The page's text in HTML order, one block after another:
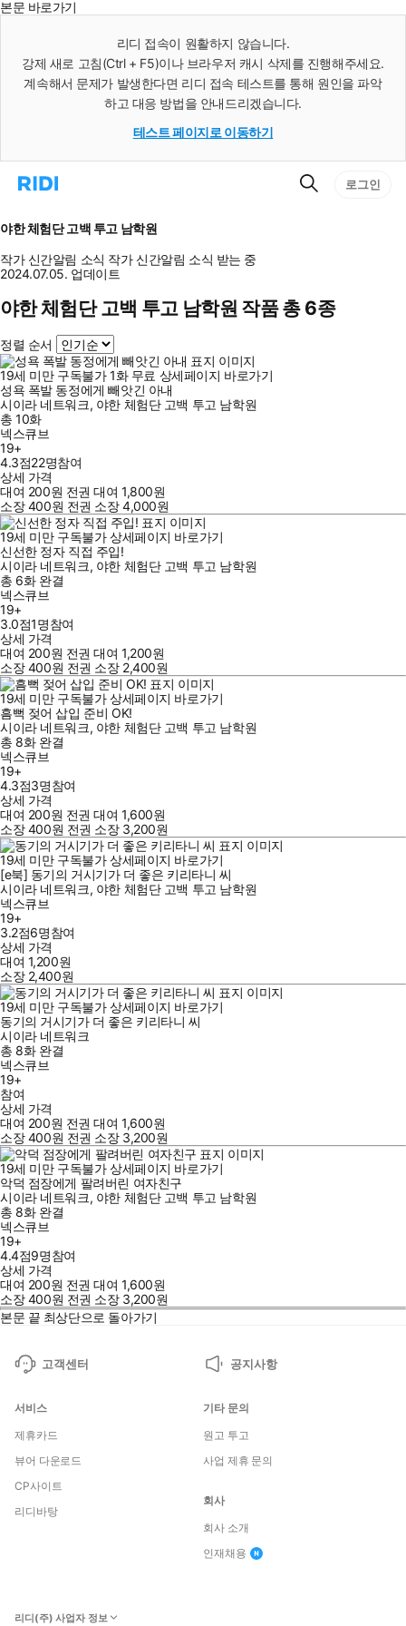
본문 바로가기
리디 접속이 원활하지 않습니다.
강제 새로 고침(Ctrl + F5)이나 브라우저 캐시 삭제를 진행해주세요.
계속해서 문제가 발생한다면 리디 접속 테스트를 통해 원인을 파악
하고 대응 방법을 안내드리겠습니다.
테스트 페이지로 이동하기
리
으
로
이
동
검
로그인
야한 체험단 고백 투고 남학원
작가 신간알림 소식 작가 신간알림 소식 받는 중
2024.07.05. 업데이트
야한 체험단 고백 투고 남학원 작품 총 6종
정렬 순서
19세 미만 구독불가 1화 무료 상세페이지 바로가기
성욕 폭발 동정에게 빼앗긴 아내
시이라 네트워크, 야한 체험단 고백 투고 남학원
총 10화
넥스큐브
19+
4.3점22명참여
상세 가격
대여 200원 전권 대여1,800원
소장400원 전권 소장4,000원
19세 미만 구독불가 상세페이지 바로가기
신선한 정자 직접 주입!
시이라 네트워크, 야한 체험단 고백 투고 남학원
총 6화 완결
넥스큐브
19+
3.0점1명참여
상세 가격
대여 200원 전권 대여1,200원
소장400원 전권 소장 2,400원
19세 미만 구독불가 상세페이지 바로가기
흠뻑 젖어 삽입 준비 OK!
시이라 네트워크, 야한 체험단 고백 투고 남학원
총 8화 완결
넥스큐브
19+
4.3점3명참여
상세 가격
대여 200원 전권 대여1,600원
소장400원 전권 소장 3,200원
19세 미만 구독불가 상세페이지 바로가기
[e북] 동기의 거시기가 더 좋은 키리타니 씨
시이라 네트워크, 야한 체험단 고백 투고 남학원
넥스큐브
19+
3.2점6명참여
상세 가격
대여 1,200원
소장 2,400원
19세 미만 구독불가 상세페이지 바로가기
동기의 거시기가 더 좋은 키리타니 씨
시이라 네트워크
총 8화 완결
넥스큐브
19+
참여
상세 가격
대여 200원 전권 대여1,600원
소장400원 전권 소장 3,200원
19세 미만 구독불가 상세페이지 바로가기
악덕 점장에게 팔려버린 여자친구
시이라 네트워크, 야한 체험단 고백 투고 남학원
총 8화 완결
넥스큐브
19+
4.4점9명참여
상세 가격
대여 200원 전권 대여1,600원
소장400원 전권 소장 3,200원
본문 끝 최상단으로 돌아가기
고객센터 공지사항
서비스
제휴카드
뷰어 다운로드
CP사이트
리디바탕
기타 문의
원고 투고
사업 제휴 문의
회사
회사 소개
인재채용
리디(주) 사업자 정보